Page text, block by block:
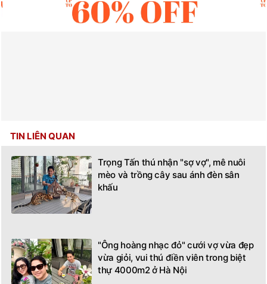
TIN LIÊN QUAN
Trọng Tấn thú nhận "sợ vợ", mê nuôi
mèo và trồng cây sau ánh đèn sân
khấu
"Ông hoàng nhạc đỏ" cưới vợ vừa đẹp
vừa giỏi, vui thú điền viên trong biệt
thự 4000m2 ở Hà Nội